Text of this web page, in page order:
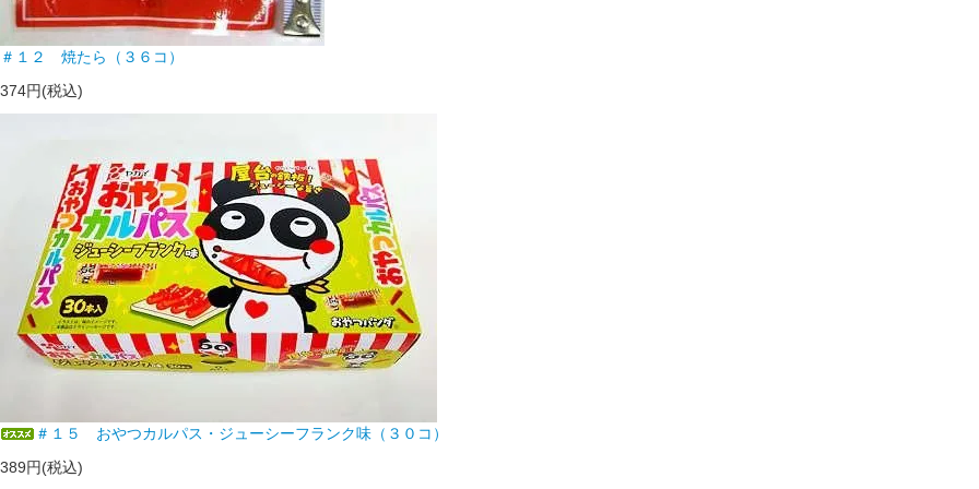
＃１２ 焼たら（３６コ）
374円(税込)
＃１５ おやつカルパス・ジューシーフランク味（３０コ）
389円(税込)